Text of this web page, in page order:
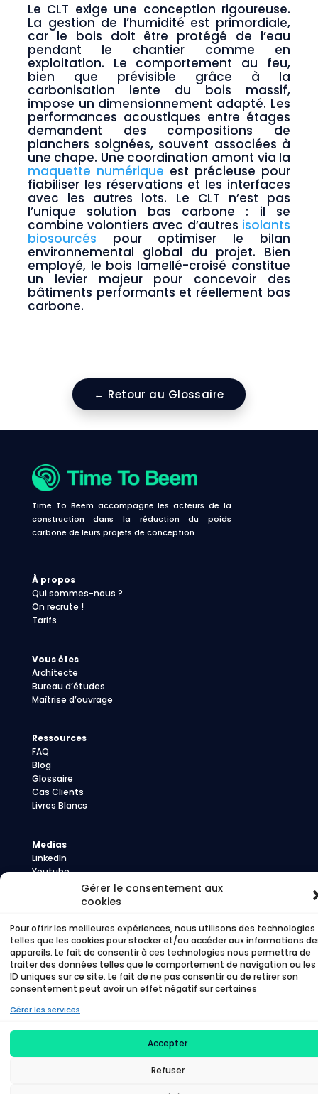
Gérer le consentement aux
cookies
Pour offrir les meilleures expériences, nous utilisons des technologies
telles que les cookies pour stocker et/ou accéder aux informations
appareils. Le fait de consentir à ces technologies nous permettra de
traiter des données telles que le comportement de navigation ou les
ID uniques sur ce site. Le fait de ne pas consentir ou de retirer son
consentement peut avoir un effet négatif sur certaines
Gérer les services
Accepter
Refuser
Le CLT exige une conception rigoureuse.
La gestion de l’humidité est primordiale,
car le bois doit être protégé de l’eau
pendant le chantier comme en
exploitation. Le comportement au feu,
bien que prévisible grâce à la
carbonisation lente du bois massif,
impose un dimensionnement adapté. Les
performances acoustiques entre étages
demandent des compositions de
planchers soignées, souvent associées à
une chape. Une coordination amont via la
maquette numérique est précieuse pour
fiabiliser les réservations et les interfaces
avec les autres lots. Le CLT n’est pas
l’unique solution bas carbone : il se
combine volontiers avec d’autres isolants
biosourcés pour optimiser le bilan
environnemental global du projet. Bien
employé, le bois lamellé-croisé constitue
un levier majeur pour concevoir des
bâtiments performants et réellement bas
carbone.
← Retour au Glossaire
Time To Beem accompagne les acteurs de la
construction dans la réduction du poids
carbone de leurs projets de conception.
À propos
Qui sommes-nous ?
On recrute !
Tarifs
Vous êtes
Architecte
Bureau d’études
Maîtrise d’ouvrage
Ressources
FAQ
Blog
Glossaire
Cas Clients
Livres Blancs
Medias
LinkedIn
Youtube
©Time To Beem – 2026 –Politique de
confidentialité–Politique de cookies